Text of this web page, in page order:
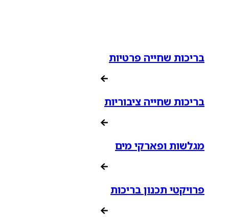
בריכות שחייה פרטיות
בריכות שחייה ציבוריות
מגלשות ופארקי מים
פרויקטי תכנון בריכות